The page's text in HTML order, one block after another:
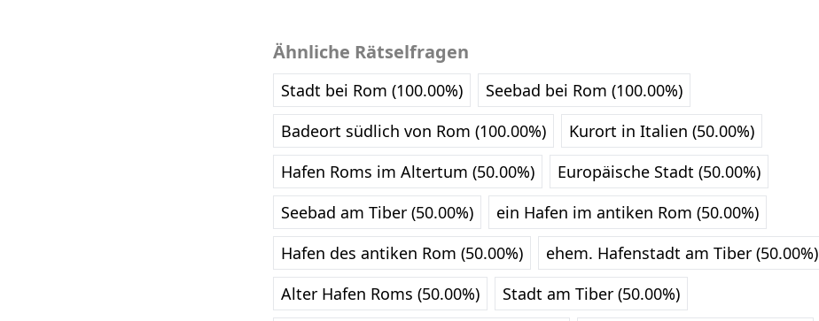
Ähnliche Rätselfragen
Stadt bei Rom (100.00%)
Seebad bei Rom (100.00%)
Badeort südlich von Rom (100.00%)
Kurort in Italien (50.00%)
Hafen Roms im Altertum (50.00%)
Europäische Stadt (50.00%)
Seebad am Tiber (50.00%)
ein Hafen im antiken Rom (50.00%)
Hafen des antiken Rom (50.00%)
ehem. Hafenstadt am Tiber (50.00%)
Alter Hafen Roms (50.00%)
Stadt am Tiber (50.00%)